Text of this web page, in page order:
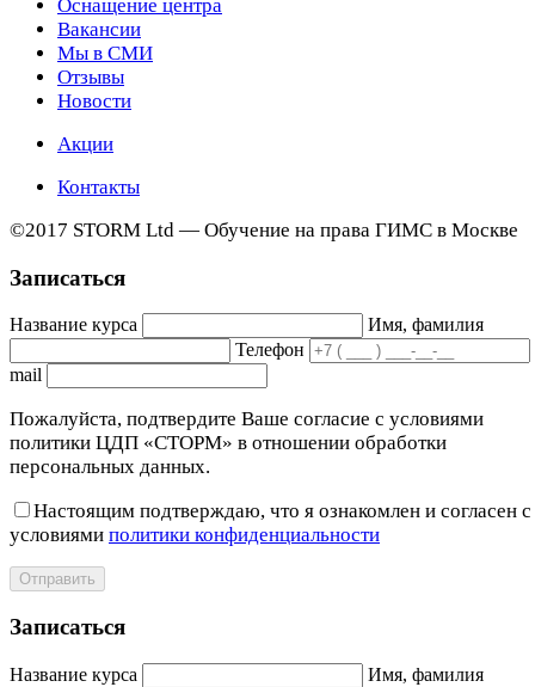
Оснащение центра
Вакансии
Мы в СМИ
Отзывы
Новости
Акции
Контакты
©2017 STORM Ltd — Обучение на права ГИМС в Москве
Записаться
Название курса
Имя, фамилия
Телефон
mail
Пожалуйста, подтвердите Ваше согласие с условиями
политики ЦДП «СТОРМ» в отношении обработки
персональных данных.
Настоящим подтверждаю, что я ознакомлен и согласен с
условиями политики конфиденциальности
Отправить
Записаться
Название курса
Имя, фамилия